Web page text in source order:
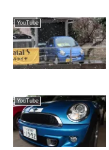
YouTube
YouTube